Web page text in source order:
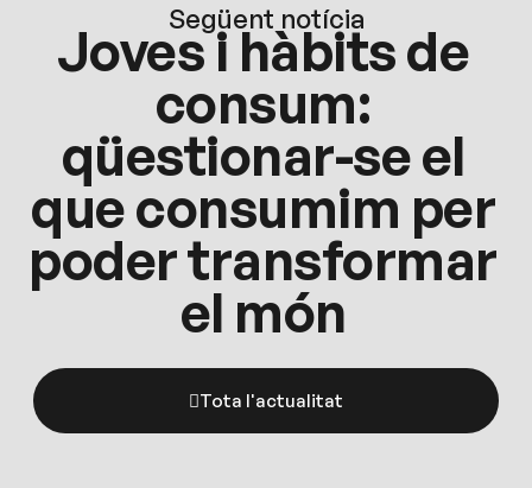
Següent notícia
Joves i hàbits de
consum:
qüestionar-se el
que consumim per
poder transformar
el món
Tota l'actualitat